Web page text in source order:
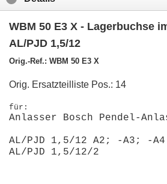
WBM 50 E3 X - Lagerbuchse
AL/PJD 1,5/12
Orig.-Ref.: WBM 50 E3 X
Orig. Ersatzteilliste Pos.: 14
für:
Anlasser Bosch Pendel-
AL/PJD 1,5/12 A2; -A3; -A4
AL/PJD 1,5/12/2